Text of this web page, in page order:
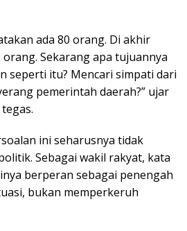
ada 80 orang. Di akhir
Sekarang apa tujuannya
seperti itu? Mencari simpati dari
pemerintah daerah?” ujar
ini seharusnya tidak
Sebagai wakil rakyat, kata
berperan sebagai penengah
bukan memperkeruh